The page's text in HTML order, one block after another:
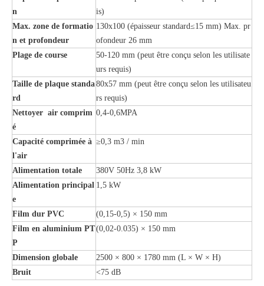
n
is)
Max. zone de formatio
n et profondeur
130x100 (épaisseur standard≤15 mm) Max. pr
ofondeur 26 mm
Plage de course
50-120 mm (peut être conçu selon les utilisate
urs requis)
Taille de plaque standa
rd
80x57 mm (peut être conçu selon les utilisateu
rs requis)
Nettoyer air comprim
é
0,4-0,6MPA
Capacité comprimée à
l'air
≥0,3 m3 / min
Alimentation totale
380V 50Hz 3,8 kW
Alimentation principal
e
1,5 kW
Film dur PVC
(0,15-0,5) × 150 mm
Film en aluminium PT
P
(0,02-0.035) × 150 mm
Dimension globale
2500 × 800 × 1780 mm (L × W × H)
Bruit
<75 dB